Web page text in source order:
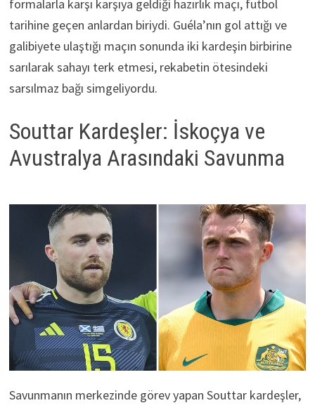
formalarla karşı karşıya geldiği hazırlık maçı, futbol
tarihine geçen anlardan biriydi. Guéla’nın gol attığı ve
galibiyete ulaştığı maçın sonunda iki kardeşin birbirine
sarılarak sahayı terk etmesi, rekabetin ötesindeki
sarsılmaz bağı simgeliyordu.
Souttar Kardeşler: İskoçya ve
Avustralya Arasındaki Savunma
Savunmanın merkezinde görev yapan Souttar kardeşler,